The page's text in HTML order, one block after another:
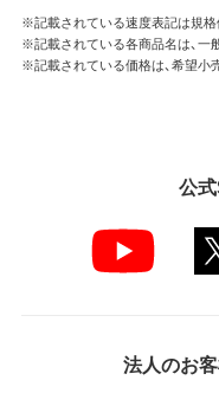
※記載されている速度表記は規格
※記載されている各商品名は、一
※記載されている価格は、希望小
公
法人のお